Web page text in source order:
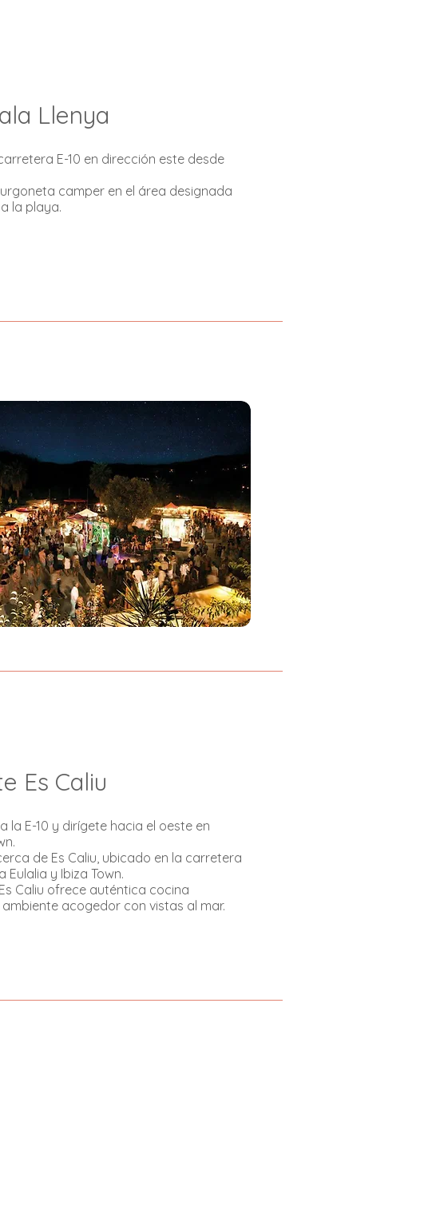
Llenya
E-10 en dirección este desde
camper en el área designada
la playa.
Es Caliu
la E-10 y dirígete hacia el oeste en
de Es Caliu, ubicado en la carretera
Eulalia y Ibiza Town.
Caliu ofrece auténtica cocina
acogedor con vistas al mar.